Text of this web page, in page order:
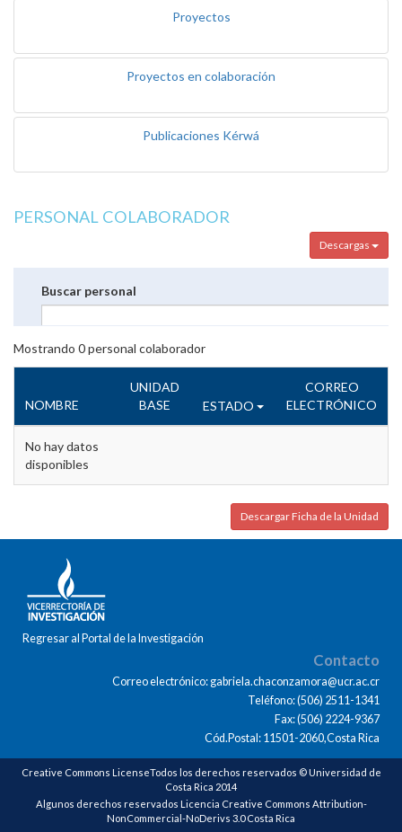
Proyectos
Proyectos en colaboración
Publicaciones Kérwá
PERSONAL COLABORADOR
Descargas
Buscar personal
Mostrando 0personal colaborador
NOMBRE
UNIDAD
BASE
ESTADO
CORREO
ELECTRÓNICO
No hay datos
disponibles
Descargar Ficha de la Unidad
Regresar al Portal de la Investigación
Contacto
Correo electrónico: gabriela.chaconzamora@ucr.ac.cr
Teléfono: (506) 2511-1341
Fax: (506) 2224-9367
Cód.Postal: 11501-2060,Costa Rica
Creative Commons LicenseTodos los derechos reservados © Universidad de
Costa Rica 2014
Algunos derechos reservados Licencia Creative Commons Attribution-
NonCommercial-NoDerivs 3.0 Costa Rica